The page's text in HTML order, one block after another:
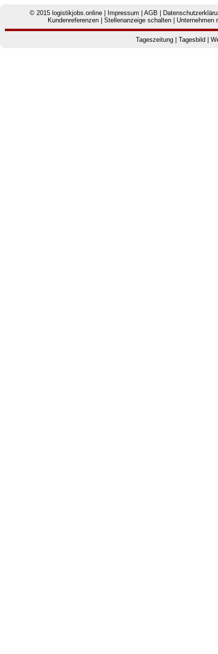
© 2015 logistikjobs.online Impressum |AGB
Kundenreferenzen |Stellenanzeige schalten Unternehmen
Tageszeitung Tagesbild